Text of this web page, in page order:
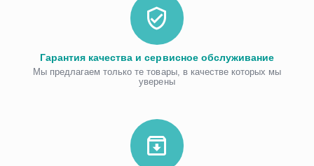
Гарантия качества и сервисное обслуживание
Мы предлагаем только те товары, в качестве которых мы
уверены